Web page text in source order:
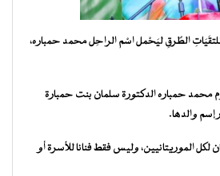
الطٌرقِ ليَحْمل اسْم الراحِل محمد حمباره،
محمد حمباره الدكتورة سلمان بنت حمبارة
والدها.
لكل الموريتانيين، وليس فقط فنانا للأسرة أو